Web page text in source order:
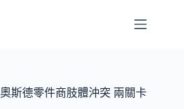
斯德零件商肢體沖突 兩關卡